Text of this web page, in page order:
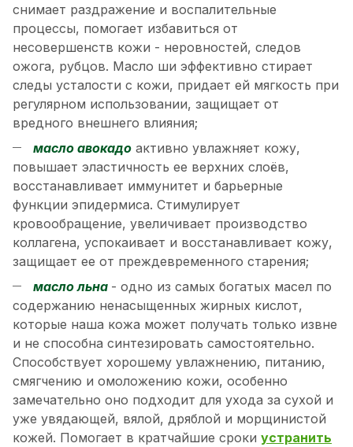
снимает раздражение и воспалительные
процессы, помогает избавиться от
несовершенств кожи - неровностей, следов
ожога, рубцов. Масло ши эффективно стирает
следы усталости с кожи, придает ей мягкость при
регулярном использовании, защищает от
вредного внешнего влияния;
масло авокадо активно увлажняет кожу,
повышает эластичность ее верхних слоёв,
восстанавливает иммунитет и барьерные
функции эпидермиса. Стимулирует
кровообращение, увеличивает производство
коллагена, успокаивает и восстанавливает кожу,
защищает ее от преждевременного старения;
масло льна - одно из самых богатых масел по
содержанию ненасыщенных жирных кислот,
которые наша кожа может получать только извне
и не способна синтезировать самостоятельно.
Способствует хорошему увлажнению, питанию,
смягчению и омоложению кожи, особенно
замечательно оно подходит для ухода за сухой и
уже увядающей, вялой, дряблой и морщинистой
кожей. Помогает в кратчайшие сроки устранить